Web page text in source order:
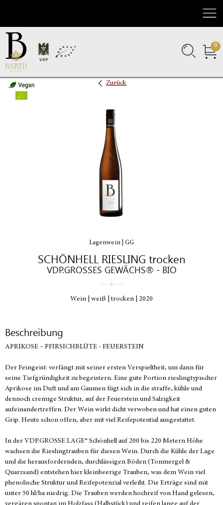
0
Vegan
Bio Zurück
Lagenwein | GG
SCHÖNHELL RIESLING trocken
VDP.GROSSES GEWÄCHS® - BIO
Wein weiß trocken 2020
Beschreibung
APRIKOSE – PFIRSICHBLÜTE - FEUERSTEIN
Der Feingeist: verfängt mit seiner ersten Verspieltheit, um dann für
seine Tiefgründigkeit zu begeistern. Eine gute Portion rieslingtypischer
Aprikose im Duft und am Gaumen fügt sich in die straffe, kühle und
dennoch cremige Struktur, auf der Feuerstein und Salzigkeit
aufeinandertreffen. Der Wein wirkt dicht verwoben und hat einen guten
Grip. Heute schon offen, aber mit viel Reifepotential ausgestattet.
In der VDP.GROSSE LAGE® Schönhell auf 200 bis 220 Metern Höhe
wachsen die Rieslingtrauben für diesen Wein. Durch die Kühle der Lage
und die herausfordernden, durchlässigen Böden (Tonmergel &
Quarzsand) entstehen hier kleinbeerige Trauben, was dem Wein viel
phenolische Struktur und Reifepotenzial verleiht. Die Erträge sind mit
unter 50 hl/ha niedrig. Die Trauben werden hochreif von Hand gelesen,